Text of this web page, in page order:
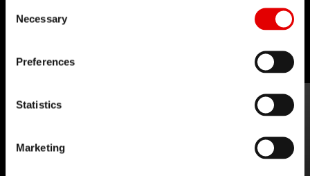
Necessary
Preferences
Statistics
Marketing
開發流程而努力。我們的理念是透過內部研發的技術